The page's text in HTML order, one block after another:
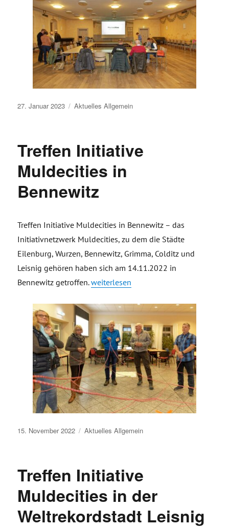
Veröffentlicht
27. Januar 2023 Aktuelles Allgemein
Treffen Initiative
Muldecities in
Bennewitz
Treffen Initiative Muldecities in Bennewitz – das
Initiativnetzwerk Muldecities, zu dem die Städte
Eilenburg, Wurzen, Bennewitz, Grimma, Colditz und
Leisnig gehören haben sich am 14.11.2022 in
Bennewitz getroffen.„Treffen Initiative Muldecities in
weiterlesen
Veröffentlicht
15. November 2022 Aktuelles Allgemein
Treffen Initiative
Muldecities in der
Weltrekordstadt Leisnig